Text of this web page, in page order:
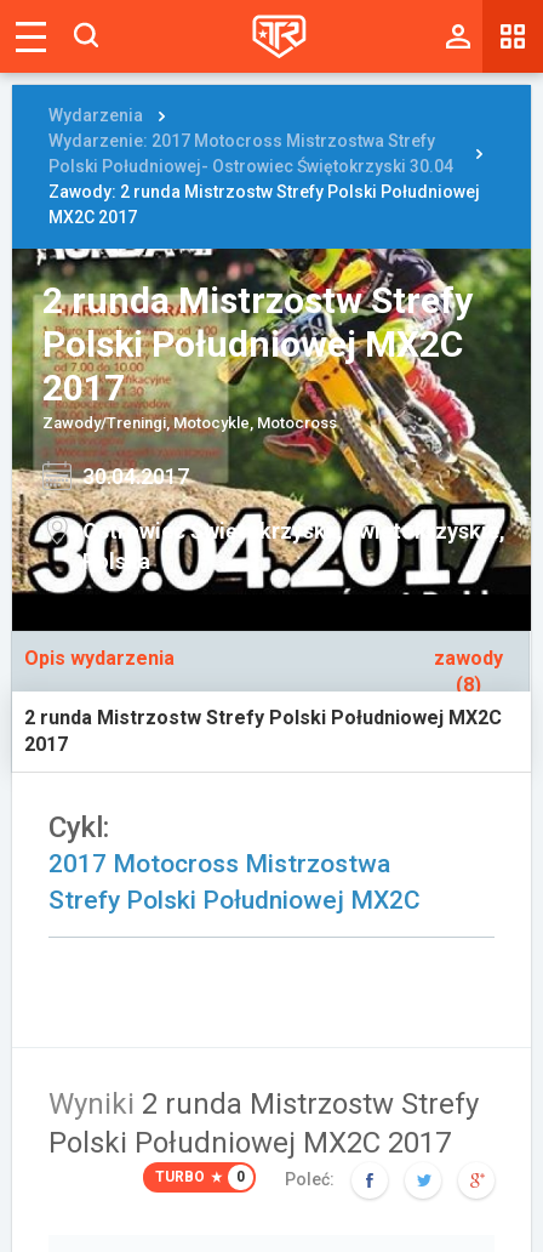
Tablica
Wyniki
Blogi
Galerie
Wydarzenia
Giełda
Ranking
Zaloguj się
Załóż konto
Wydarzenia
Wydarzenie: 2017 Motocross Mistrzostwa Strefy
Polski Południowej- Ostrowiec Świętokrzyski 30.04
Zawody: 2 runda Mistrzostw Strefy Polski Południowej
MX2C 2017
2 runda Mistrzostw Strefy
Polski Południowej MX2C
2017
Zawody/Treningi, Motocykle, Motocross
30.04.2017
Ostrowiec Świętokrzyski , świętokrzyskie,
Polska
Opis wydarzenia
zawody
(8)
2 runda Mistrzostw Strefy Polski Południowej MX2C
2017
Cykl:
2017 Motocross Mistrzostwa
Strefy Polski Południowej MX2C
Wyniki 2 runda Mistrzostw Strefy
Polski Południowej MX2C 2017
TURBO 0 Poleć: